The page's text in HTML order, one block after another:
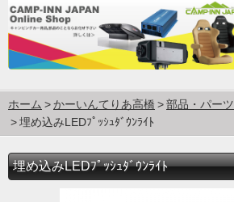
ホーム かーいんてりあ高橋 部品・パーツ
埋め込みLEDﾌﾟｯｼｭﾀﾞｳﾝﾗｲﾄ
埋め込みLEDﾌﾟｯｼｭﾀﾞｳﾝﾗｲﾄ